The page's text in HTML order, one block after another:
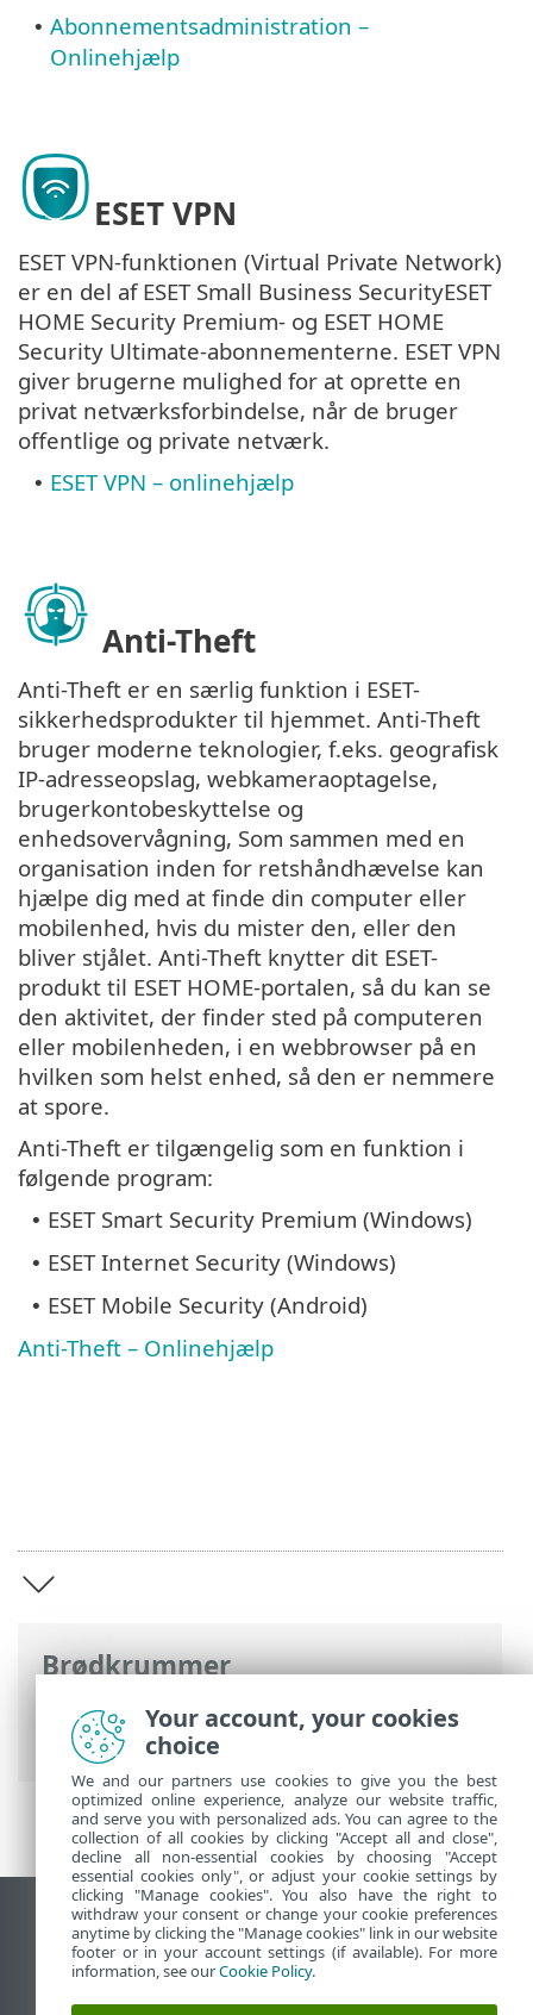
Brødkrummer
ESET-onlinehjælp>ESET HOME >ESET
HOME introduktion
• Abonnementsadministration –
Onlinehjælp
ESET VPN
ESET VPN-funktionen (Virtual Private Network)
er en del af ESET Small Business SecurityESET
HOME Security Premium- og ESET HOME
Security Ultimate-abonnementerne. ESET VPN
giver brugerne mulighed for at oprette en
privat netværksforbindelse, når de bruger
offentlige og private netværk.
• ESET VPN – onlinehjælp
Anti-Theft
Anti-Theft er en særlig funktion i ESET-
sikkerhedsprodukter til hjemmet. Anti-Theft
bruger moderne teknologier, f.eks. geografisk
IP-adresseopslag, webkameraoptagelse,
brugerkontobeskyttelse og
enhedsovervågning, Som sammen med en
organisation inden for retshåndhævelse kan
hjælpe dig med at finde din computer eller
mobilenhed, hvis du mister den, eller den
bliver stjålet. Anti-Theft knytter dit ESET-
produkt til ESET HOME-portalen, så du kan se
den aktivitet, der finder sted på computeren
eller mobilenheden, i en webbrowser på en
hvilken som helst enhed, så den er nemmere
at spore.
Anti-Theft er tilgængelig som en funktion i
følgende program:
• ESET Smart Security Premium (Windows)
• ESET Internet Security (Windows)
• ESET Mobile Security (Android)
Anti-Theft – Onlinehjælp
Vis computerwebsted
End of Life
ESET-vidensbase
Your account, your cookies
choice
We and our partners use cookies to give you the best
optimized online experience, analyze our website traffic,
and serve you with personalized ads. You can agree to the
collection of all cookies by clicking "Accept all and close",
decline all non-essential cookies by choosing "Accept
essential cookies only", or adjust your cookie settings by
clicking "Manage cookies". You also have the right to
withdraw your consent or change your cookie preferences
anytime by clicking the "Manage cookies" link in our website
footer or in your account settings (if available). For more
information, see ourCookie Policy.